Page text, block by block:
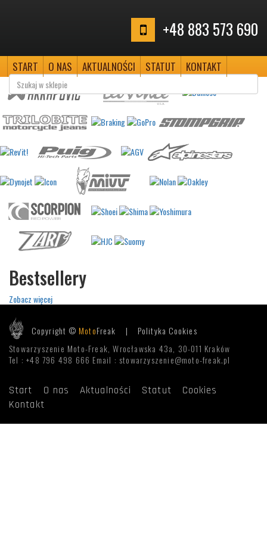
+48 883 573 690
START O NAS AKTUALNOŚCI STATUT KONTAKT
Bestsellery
Zobacz więcej
Copyright ©MotoFreak | Polityka Cookies
Stowarzyszenie Moto-Freak, Wrocławska 43a, 30-011 Kraków
Tel : +48 796 498 666 Email : stowarzyszenie@moto-freak.pl
Start O nas Aktualności Statut
Cookies
Kontakt